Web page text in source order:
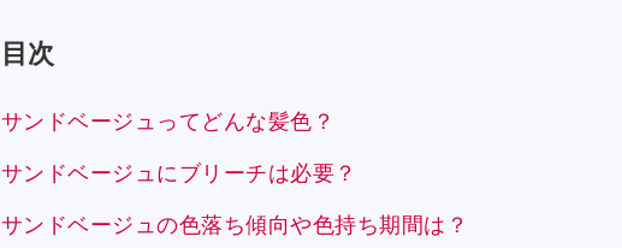
目次
サンドベージュってどんな髪色？
サンドベージュにブリーチは必要？
サンドベージュの色落ち傾向や色持ち期間は？